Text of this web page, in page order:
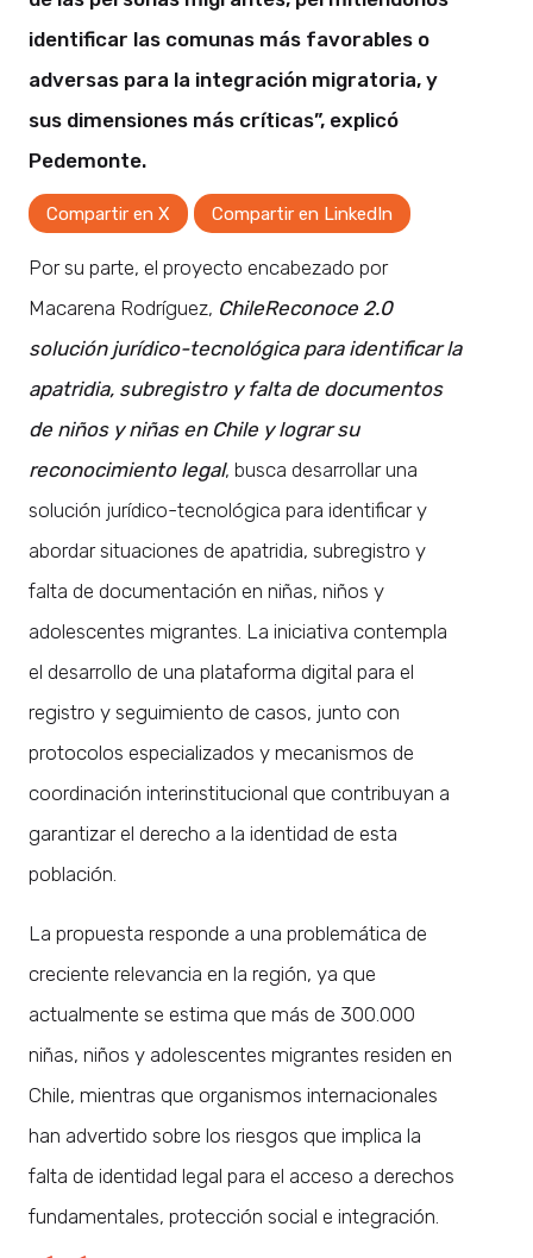
identificar las comunas más favorables o
adversas para la integración migratoria, y
sus dimensiones más críticas”, explicó
Pedemonte.
Compartir en X Compartir en LinkedIn
Por su parte, el proyecto encabezado por
Macarena Rodríguez, ChileReconoce 2.0
solución jurídico-tecnológica para identificar la
apatridia, subregistro y falta de documentos
de niños y niñas en Chile y lograr su
reconocimiento legal, busca desarrollar una
solución jurídico-tecnológica para identificar y
abordar situaciones de apatridia, subregistro y
falta de documentación en niñas, niños y
adolescentes migrantes. La iniciativa contempla
el desarrollo de una plataforma digital para el
registro y seguimiento de casos, junto con
protocolos especializados y mecanismos de
coordinación interinstitucional que contribuyan a
garantizar el derecho a la identidad de esta
población.
La propuesta responde a una problemática de
creciente relevancia en la región, ya que
actualmente se estima que más de 300.000
niñas, niños y adolescentes migrantes residen en
Chile, mientras que organismos internacionales
han advertido sobre los riesgos que implica la
falta de identidad legal para el acceso a derechos
fundamentales, protección social e integración.